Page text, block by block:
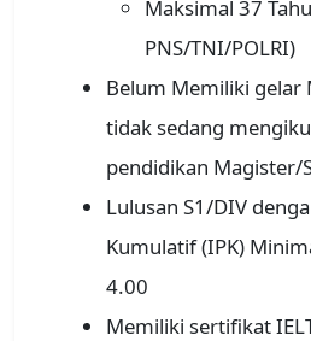
Maksimal 37
PNS/TNI/POLRI)
Belum Memiliki gelar
tidak sedang
pendidikan Magister/
Lulusan S1/DIV
Kumulatif (IPK)
4.00
Memiliki sertifikat